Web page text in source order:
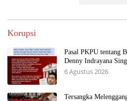
Korupsi
Pasal PKPU tentang
Denny Indrayana
6 Agustus 2026
Tersangka